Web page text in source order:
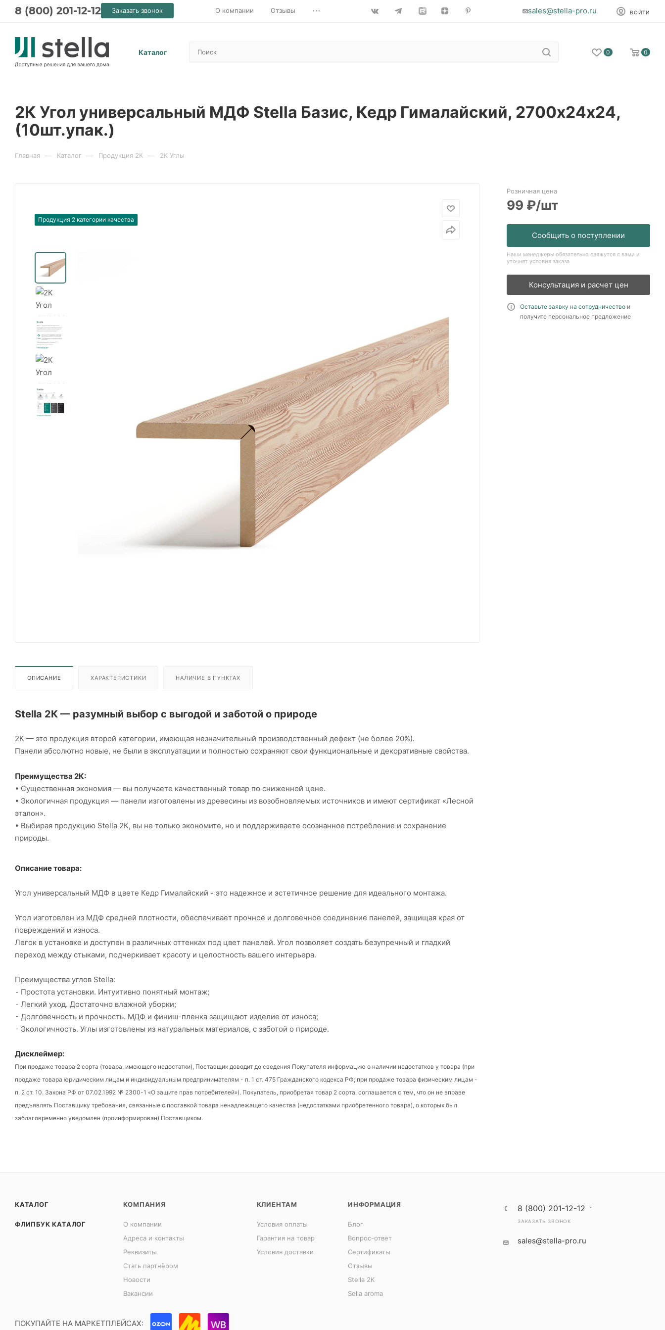
8 (800) 201-12-12 Заказать звонок О компании Отзывы ... sales@stella-pro.ru ВОЙТИ
Каталог 0 0
2К Угол универсальный МДФ Stella Базис, Кедр Гималайский, 2700х24х24,
(10шт.упак.)
Главная — Каталог — Продукция 2К — 2К Углы
Продукция 2 категории качества
ОПИСАНИЕ ХАРАКТЕРИСТИКИ НАЛИЧИЕ В ПУНКТАХ
Stella 2К — разумный выбор с выгодой и заботой о природе
2К — это продукция второй категории, имеющая незначительный производственный дефект (не более 20%).
Панели абсолютно новые, не были в эксплуатации и полностью сохраняют свои функциональные и декоративные свойства.
Преимущества 2К:
• Существенная экономия — вы получаете качественный товар по сниженной цене.
• Экологичная продукция — панели изготовлены из древесины из возобновляемых источников и имеют сертификат «Лесной
эталон».
• Выбирая продукцию Stella 2К, вы не только экономите, но и поддерживаете осознанное потребление и сохранение
природы.
Описание товара:
Угол универсальный МДФ в цвете Кедр Гималайский - это надежное и эстетичное решение для идеального монтажа.
Угол изготовлен из МДФ средней плотности, обеспечивает прочное и долговечное соединение панелей, защищая края от
повреждений и износа.
Легок в установке и доступен в различных оттенках под цвет панелей. Угол позволяет создать безупречный и гладкий
переход между стыками, подчеркивает красоту и целостность вашего интерьера.
Преимущества углов Stella:
⁃ Простота установки. Интуитивно понятный монтаж;
⁃ Легкий уход. Достаточно влажной уборки;
⁃ Долговечность и прочность. МДФ и финиш-пленка защищают изделие от износа;
⁃ Экологичность. Углы изготовлены из натуральных материалов, с заботой о природе.
Дисклеймер:
При продаже товара 2 сорта (товара, имеющего недостатки), Поставщик доводит до сведения Покупателя информацию о наличии недостатков у товара (при
продаже товара юридическим лицам и индивидуальным предпринимателям - п. 1 ст. 475 Гражданского кодекса РФ; при продаже товара физическим лицам -
п. 2 ст. 10. Закона РФ от 07.02.1992 № 2300-1 «О защите прав потребителей»). Покупатель, приобретая товар 2 сорта, соглашается с тем, что он не вправе
предъявлять Поставщику требования, связанные с поставкой товара ненадлежащего качества (недостатками приобретенного товара), о которых был
заблаговременно уведомлен (проинформирован) Поставщиком.
Розничная цена
99 ₽/шт
Сообщить о поступлении
Наши менеджеры обязательно свяжутся с вами и
уточнят условия заказа
Консультация и расчет цен
Оставьте заявку на сотрудничество и
получите персональное предложение
КАТАЛОГ
ФЛИПБУК КАТАЛОГ
КОМПАНИЯ
О компании
Адреса и контакты
Реквизиты
Стать партнёром
Новости
Вакансии
КЛИЕНТАМ
Условия оплаты
Гарантия на товар
Условия доставки
ИНФОРМАЦИЯ
Блог
Вопрос-ответ
Сертификаты
Отзывы
Stella 2K
Sella aroma
8 (800) 201-12-12
ЗАКАЗАТЬ ЗВОНОК
sales@stella-pro.ru
ПОКУПАЙТЕ НА МАРКЕТПЛЕЙСАХ: